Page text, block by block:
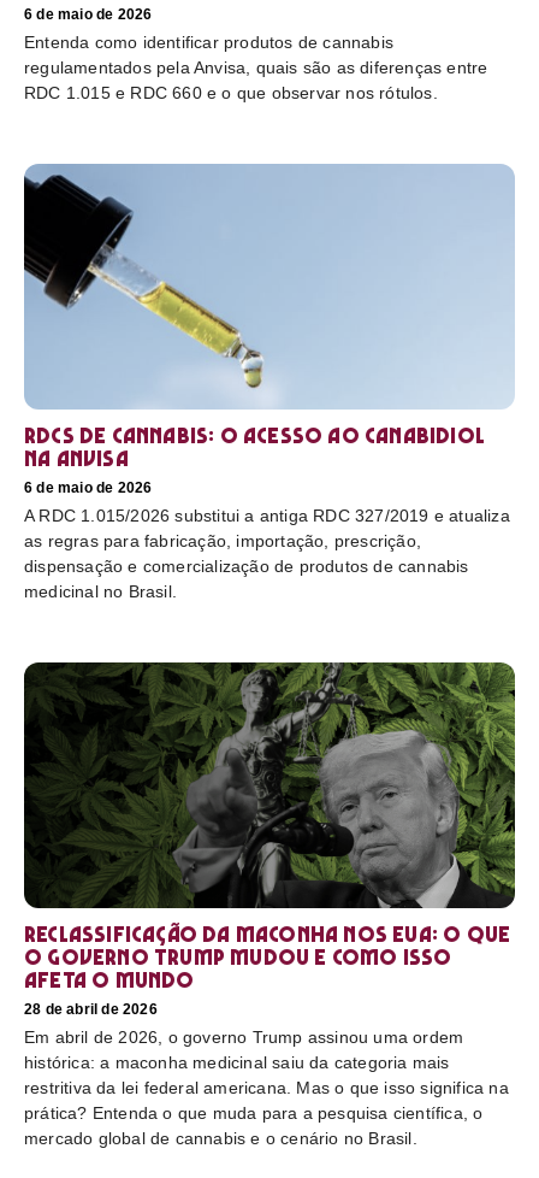
6 de maio de 2026
Entenda como identificar produtos de cannabis
regulamentados pela Anvisa, quais são as diferenças entre
RDC 1.015 e RDC 660 e o que observar nos rótulos.
RDCs de cannabis: o acesso ao canabidiol
na Anvisa
6 de maio de 2026
A RDC 1.015/2026 substitui a antiga RDC 327/2019 e atualiza
as regras para fabricação, importação, prescrição,
dispensação e comercialização de produtos de cannabis
medicinal no Brasil.
Reclassificação da maconha nos EUA: o que
o governo Trump mudou e como isso
afeta o mundo
28 de abril de 2026
Em abril de 2026, o governo Trump assinou uma ordem
histórica: a maconha medicinal saiu da categoria mais
restritiva da lei federal americana. Mas o que isso significa na
prática? Entenda o que muda para a pesquisa científica, o
mercado global de cannabis e o cenário no Brasil.